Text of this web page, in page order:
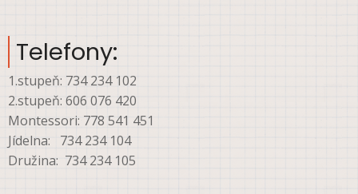
Telefony:
1.stupeň: 734 234 102
2.stupeň: 606 076 420
Montessori: 778 541 451
Jídelna: 734 234 104
Družina: 734 234 105